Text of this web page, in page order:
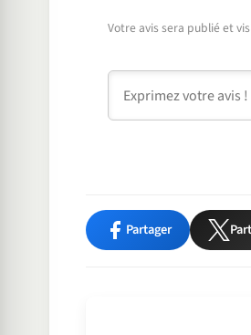
Votre avis sera publié et
Partager